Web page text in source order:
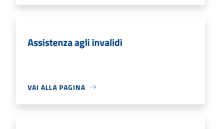
Assistenza agli invalidi
VAI ALLA PAGINA